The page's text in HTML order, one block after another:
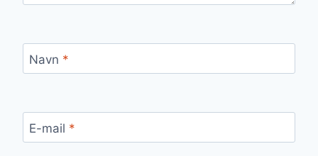
Navn *
E-mail *